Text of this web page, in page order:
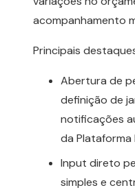
acompanhamento
Principais
Abertura de
definição de
notificações
da Plataforma
Input direto
simples e